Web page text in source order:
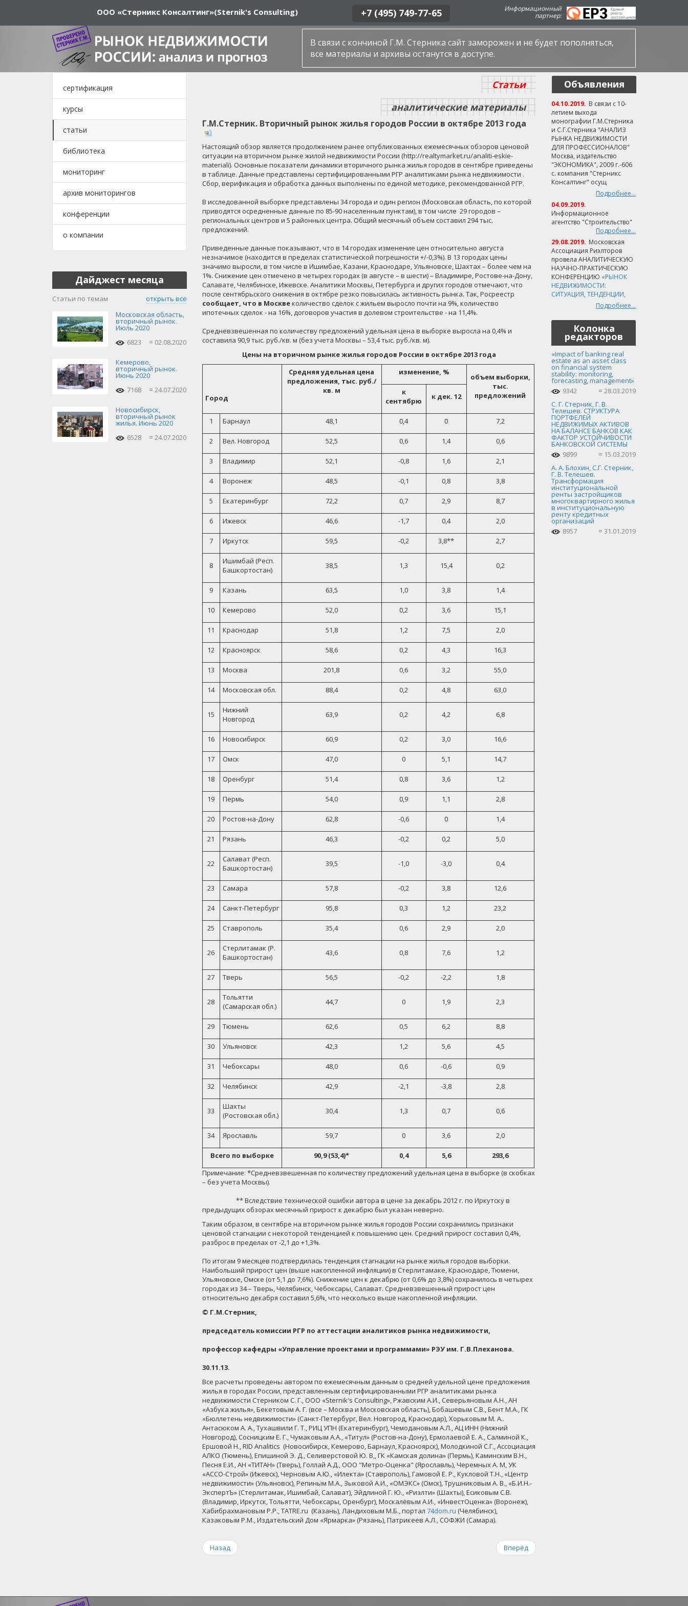
ООО «Стерникс Консалтинг»(Sternik's Consulting) +7 (495) 749-77-65
Информационный
партнер:
В связи с кончиной Г.М. Стерника сайт заморожен и не будет пополняться,
все материалы и архивы останутся в доступе.
сертификация
курсы
статьи
библиотека
мониторинг
архив мониторингов
конференции
о компании
Дайджест месяца
Статьи по темам
открыть все
Московская область,
вторичный рынок.
Июль 2020
6823
02.08.2020
Кемерово,
вторичный рынок.
Июнь 2020
7168
24.07.2020
Новосибирск,
вторичный рынок
жилья. Июнь 2020
6528
24.07.2020
Статьи
аналитические материалы
Г.М.Стерник. Вторичный рынок жилья городов России в октябре 2013 года
Настоящий обзор является продолжением ранее опубликованных ежемесячных обзоров ценовой
ситуации на вторичном рынке жилой недвижимости России (http://realtymarket.ru/analiti-eskie-
materiali). Основные показатели динамики вторичного рынка жилья городов в сентябре приведены
в таблице. Данные представлены сертифицированными РГР аналитиками рынка недвижимости .
Сбор, верификация и обработка данных выполнены по единой методике, рекомендованной РГР.
В исследованной выборке представлены 34 города и один регион (Московская область, по которой
приводятся осредненные данные по 85-90 населенным пунктам), в том числе 29 городов –
региональных центров и 5 районных центра. Общий месячный объем составил 294 тыс.
предложений.
Приведенные данные показывают, что в 14 городах изменение цен относительно августа
незначимое (находится в пределах статистической погрешности +/-0,3%). В 13 городах цены
значимо выросли, в том числе в Ишимбае, Казани, Краснодаре, Ульяновске, Шахтах – более чем на
1%. Снижение цен отмечено в четырех городах (в августе – в шести) – Владимире, Ростове-на-Дону,
Салавате, Челябинске, Ижевске. Аналитики Москвы, Петербурга и других городов отмечают, что
после сентябрьского снижения в октябре резко повысилась активность рынка. Так, Росреестр
сообщает, что в Москвеколичество сделок с жильем выросло почти на 9%, количество
ипотечных сделок - на 16%, договоров участия в долевом строительстве - на 11,4%.
Средневзвешенная по количеству предложений удельная цена в выборке выросла на 0,4% и
составила 90,9 тыс. руб./кв. м (без учета Москвы – 53,4 тыс. руб./кв. м).
Цены на вторичном рынке жилья городов России в октябре 2013 года
Город
Средняя удельная цена
предложения, тыс. руб./
кв. м
изменение, %
объем выборки,
тыс.
предложений
к
сентябрю
к дек. 12
1 Барнаул 48,1 0,4 0 7,2
2 Вел. Новгород 52,5 0,6 1,4 0,6
3 Владимир 52,1 -0,8 1,6 2,1
4 Воронеж 48,5 -0,1 0,8 3,8
5 Екатеринбург 72,2 0,7 2,9 8,7
6 Ижевск 46,6 -1,7 0,4 2,0
7 Иркутск 59,5 -0,2 3,8** 2,7
8
Ишимбай (Респ.
Башкортостан)
38,5 1,3 15,4 0,2
9 Казань 63,5 1,0 3,8 1,4
10 Кемерово 52,0 0,2 3,6 15,1
11 Краснодар 51,8 1,2 7,5 2,0
12 Красноярск 58,6 0,2 4,3 16,3
13 Москва 201,8 0,6 3,2 55,0
14 Московская обл. 88,4 0,2 4,8 63,0
15
Нижний
Новгород
63,9 0,2 4,2 6,8
16 Новосибирск 60,9 0,2 3,0 16,6
17 Омск 47,0 0 5,1 14,7
18 Оренбург 51,4 0,8 3,6 1,2
19 Пермь 54,0 0,9 1,1 2,8
20 Ростов-на-Дону 62,8 -0,6 0 1,4
21 Рязань 46,3 -0,2 0,2 5,0
22
Салават (Респ.
Башкортостан)
39,5 -1,0 -3,0 0,4
23 Самара 57,8 -0,2 3,8 12,6
24 Санкт-Петербург 95,8 0,3 1,2 23,2
25 Ставрополь 35,4 0,6 2,9 2,0
26
Стерлитамак (Р.
Башкортостан)
43,6 0,8 7,6 1,2
27 Тверь 56,5 -0,2 -2,2 1,8
28
Тольятти
(Самарская обл.)
44,7 0 1,9 2,3
29 Тюмень 62,6 0,5 6,2 8,8
30 Ульяновск 42,3 1,2 5,6 4,5
31 Чебоксары 48,0 0,6 -0,6 0,9
32 Челябинск 42,9 -2,1 -3,8 2,8
33
Шахты
(Ростовская обл.)
30,4 1,3 0,7 0,6
34 Ярославль 59,7 0 3,6 2,0
Всего по выборке 90,9 (53,4)* 0,4 5,6
293,6
Примечание: *Средневзвешенная по количеству предложений удельная цена в выборке (в скобках
– без учета Москвы).
** Вследствие технической ошибки автора в цене за декабрь 2012 г. по Иркутску в
предыдущих обзорах месячный прирост к декабрю был указан неверно.
Таким образом, в сентябре на вторичном рынке жилья городов России сохранились признаки
ценовой стагнации с некоторой тенденцией к повышению цен. Средний прирост составил 0,4%,
разброс в пределах от -2,1 до +1,3%.
По итогам 9 месяцев подтвердилась тенденция стагнации на рынке жилья городов выборки.
Наибольший прирост цен (выше накопленной инфляции) в Стерлитамаке, Краснодаре, Тюмени,
Ульяновске, Омске (от 5,1 до 7,6%). Снижение цен к декабрю (от 0,6% до 3,8%) сохранилось в четырех
городах из 34 – Тверь, Челябинск, Чебоксары, Салават. Средневзвешенный прирост цен
относительно декабря составил 5,6%, что несколько выше накопленной инфляции.
© Г.М.Стерник,
председатель комиссии РГР по аттестации аналитиков рынка недвижимости,
профессор кафедры «Управление проектами и программами» РЭУ им. Г.В.Плеханова.
30.11.13.
Все расчеты проведены автором по ежемесячным данным о средней удельной цене предложения
жилья в городах России, представленным сертифицированными РГР аналитиками рынка
недвижимости Стерником С. Г., ООО «Sternik′s Consulting», Ржавским А.И., Северьяновым А.Н., АН
«Азбука жилья», Бекетовым А. Г. (все – Москва и Московская область), Бобашевым С.В., Бент М.А., ГК
«Бюллетень недвижимости» (Санкт-Петербург, Вел. Новгород, Краснодар), Хорьковым М. А..
Антасюком А. А., Тухашвили Г. Т., РИЦ УПН (Екатеринбург), Чемодановым А.Л., АЦ ИНН (Нижний
Новгород), Сосницким Е. Г., Чумаковым А.А., «Титул» (Ростов-на-Дону), Ермолаевой Е. А., Салминой К.,
Ершовой Н., RID Analitics (Новосибирск, Кемерово, Барнаул, Красноярск), Молодкиной С.Г., Ассоциация
АЛКО (Тюмень), Епишиной Э. Д., Селиверстовой Ю. В,, ГК «Камская долина» (Пермь), Каминским В.Н.,
Песня Е.И., АН «ТИТАН» (Тверь), Голлай А.Д., ООО "Метро-Оценка" (Ярославль), Черемных А. М, УК
«АССО-Строй» (Ижевск), Черновым А.Ю., «Илекта» (Ставрополь), Гамовой Е. Р., Кукловой Т.Н., «Центр
недвижимости» (Ульяновск), Репиным М.А., Зыковой А.И., «ОМЭКС» (Омск), Трушниковым А. В., «Б.И.Н.-
ЭкспертЪ» (Стерлитамак, Ишимбай, Салават), Эйдлиной Г. Ю., «Риэлти» (Шахты), Есиковым С.В.
(Владимир, Иркутск, Тольятти, Чебоксары, Оренбург), Москалёвым А.И., «ИнвестОценка» (Воронеж),
Хабибрахмановым Р.Р., TATRE.ru (Казань), Ландиховым М.Б., портал 74dom.ru (Челябинск),
Казаковым Р.М., Издательский Дом «Ярмарка» (Рязань), Патрикеев А.Л., СОФЖИ (Самара).
Назад Вперёд
Объявления
04.10.2019. В связи с 10-
летием выхода
монографии Г.М.Стерника
и С.Г.Стерника "АНАЛИЗ
РЫНКА НЕДВИЖИМОСТИ
ДЛЯ ПРОФЕССИОНАЛОВ"
Москва, издательство
"ЭКОНОМИКА", 2009 г.-606
с. компания "Стерникс
Консалтинг" осущ
Подробнее...
04.09.2019.
Информационное
агентство "Строительство"
Подробнее...
29.08.2019. Московская
Ассоциация Риэлторов
провела АНАЛИТИЧЕСКУЮ
НАУЧНО-ПРАКТИЧЕСКУЮ
КОНФЕРЕНЦИЮ «РЫНОК
НЕДВИЖИМОСТИ:
СИТУАЦИЯ, ТЕНДЕНЦИИ,
Подробнее...
Колонка
редакторов
«Impact of banking real
estate as an asset class
on financial system
stability: monitoring,
forecasting, management»
9342
28.03.2019
С. Г. Стерник, Г. В.
Телешев. СТРУКТУРА
ПОРТФЕЛЕЙ
НЕДВИЖИМЫХ АКТИВОВ
НА БАЛАНСЕ БАНКОВ КАК
ФАКТОР УСТОЙЧИВОСТИ
БАНКОВСКОЙ СИСТЕМЫ
9899
15.03.2019
А. А. Блохин, С.Г. Стерник,
Г. В. Телешев.
Трансформация
институциональной
ренты застройщиков
многоквартирного жилья
в институциональную
ренту кредитных
организаций
8957
31.01.2019